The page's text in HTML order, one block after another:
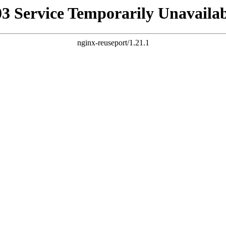
Service Temporarily
nginx-reuseport/1.21.1